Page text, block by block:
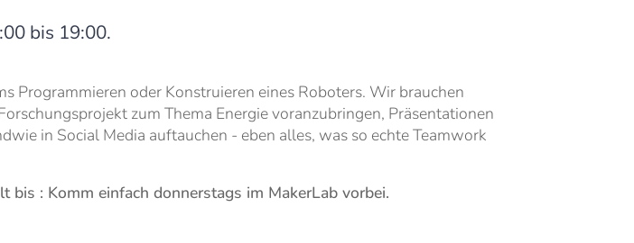
bis 19:00.
Programmieren oder Konstruieren eines Roboters. Wir brauchen
zum Thema Energie voranzubringen, Präsentationen
in Social Media auftauchen - eben alles, was so echte Teamwork
: Komm einfach donnerstags im MakerLab vorbei.